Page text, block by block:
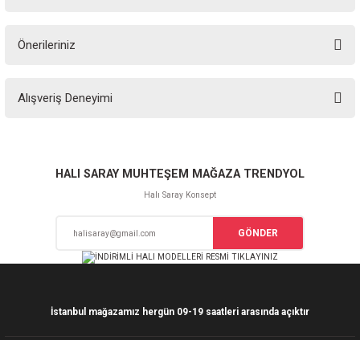
Önerileriniz
yetersiz gördüğünüz noktaları öneri formunu kullanarak tarafımıza
Ürün resmi kalitesiz, bozuk veya görüntülenemiyor.
Ürün açıklamasında eksik bilgiler bulunuyor.
Bu ürüne benzer farklı alternatifler olmalı.
Alışveriş Deneyimi
Sitemize ilk yorumu siz yapın!
HALI SARAY MUHTEŞEM MAĞAZA TRENDYOL
Halı Saray Konsept
GÖNDER
İstanbul mağazamız hergün 09-19 saatleri arasında açıktır